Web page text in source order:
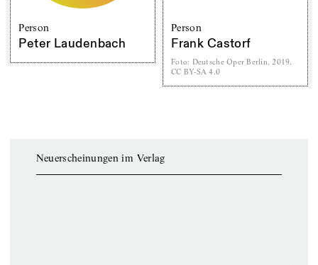
Person
Peter Laudenbach
Person
Frank Castorf
Foto: Deutsche Oper Berlin, 2019,
CC BY-SA 4.0
Neuerscheinungen im Verlag